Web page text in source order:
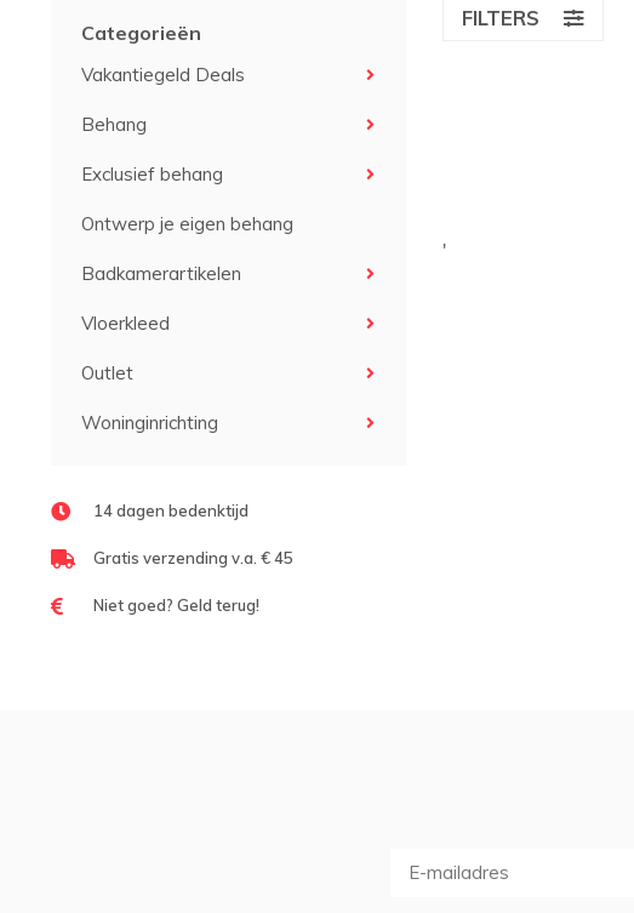
Categorieën
Vakantiegeld Deals
Behang
Exclusief behang
Ontwerp je eigen behang
Badkamerartikelen
Vloerkleed
Outlet
Woninginrichting
14 dagen bedenktijd
Gratis verzending v.a. € 45
Niet goed? Geld terug!
FILTERS
'